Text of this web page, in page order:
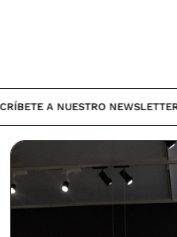
NEWSLETTER MENSUAL